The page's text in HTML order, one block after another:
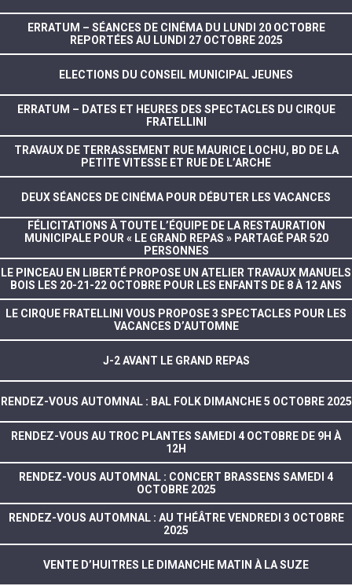
ERRATUM – SÉANCES DE CINÉMA DU LUNDI 20 OCTOBRE
REPORTÉES AU LUNDI 27 OCTOBRE 2025
ELECTIONS DU CONSEIL MUNICIPAL JEUNES
ERRATUM – DATES ET HEURES DES SPECTACLES DU CIRQUE
FRATELLINI
TRAVAUX DE TERRASSEMENT RUE MAURICE LOCHU, BD DE LA
PETITE VITESSE ET RUE DE L’ARCHE
DEUX SÉANCES DE CINÉMA POUR DÉBUTER LES VACANCES
FÉLICITATIONS À TOUTE L’ÉQUIPE DE LA RESTAURATION
MUNICIPALE POUR « LE GRAND REPAS » PARTAGÉ PAR 520
PERSONNES
LE PINCEAU EN LIBERTÉ PROPOSE UN ATELIER TRAVAUX MANUELS
BOIS LES 20-21-22 OCTOBRE POUR LES ENFANTS DE 8 À 12 ANS
LE CIRQUE FRATELLINI VOUS PROPOSE 3 SPECTACLES POUR LES
VACANCES D’AUTOMNE
J-2 AVANT LE GRAND REPAS
RENDEZ-VOUS AUTOMNAL : BAL FOLK DIMANCHE 5 OCTOBRE 2025
RENDEZ-VOUS AU TROC PLANTES SAMEDI 4 OCTOBRE DE 9H À
12H
RENDEZ-VOUS AUTOMNAL : CONCERT BRASSENS SAMEDI 4
OCTOBRE 2025
RENDEZ-VOUS AUTOMNAL : AU THÉÂTRE VENDREDI 3 OCTOBRE
2025
VENTE D’HUITRES LE DIMANCHE MATIN À LA SUZE